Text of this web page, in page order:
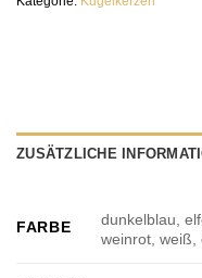
ZUSÄTZLICHE
FARBE
dunkelblau,
weinrot, weiß,